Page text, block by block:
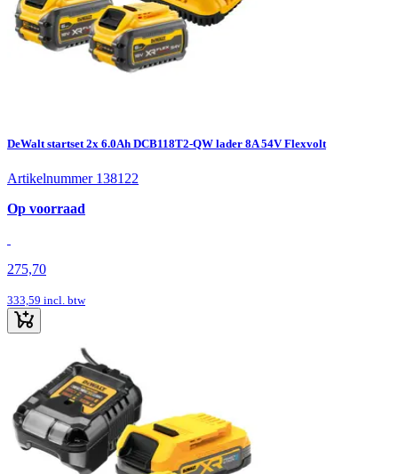
DeWalt startset 2x 6.0Ah DCB118T2-QW lader 8A 54V Flexvolt
Artikelnummer 138122
Op voorraad
275,70
333,59 incl. btw